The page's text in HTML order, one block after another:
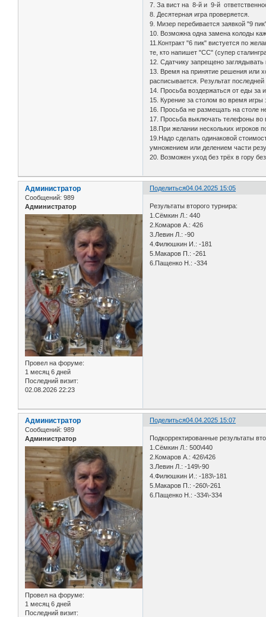
7. За вист на 8-й и 9-й
8. Десятерная игра проверяется.
9. Мизер перебивается заявкой "9
10. Возможна одна замена колоды
11.Контракт "6 пик" вистуется по
те, кто напишет "СС" (супер
12. Сдатчику запрещено
13. Время на принятие решения или
расписывается. Результат
14. Просьба воздержаться от еды за
15. Курение за столом во время игры
16. Просьба не размещать на столе
17. Просьба выключать телефоны во
18.При желании нескольких игроков
19.Надо сделать одинаковой
умножением или делением части
20. Возможен уход без трёх в гору
Поделиться04.04.2025 15:05
Администратор
Сообщений: 989
Администратор
Провел на форуме:
1 месяц 6 дней
Последний визит:
02.08.2026 22:23
Результаты второго турнира:
1.Сёмкин Л.: 440
2.Комаров А.: 426
3.Левин Л.: -90
4.Филюшкин И.: -181
5.Макаров П.: -261
6.Пащенко Н.: -334
Поделиться04.04.2025 15:07
Администратор
Сообщений: 989
Администратор
Провел на форуме:
1 месяц 6 дней
Последний визит:
Подкорректированные результаты
1.Сёмкин Л.: 500\440
2.Комаров А.: 426\426
3.Левин Л.: -149\-90
4.Филюшкин И.: -183\-181
5.Макаров П.: -260\-261
6.Пащенко Н.: -334\-334